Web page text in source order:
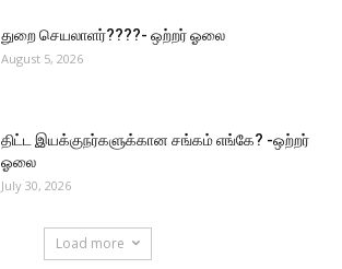
துறை செயலாளர்????- ஒற்றர் ஓலை
August 5, 2026
திட்ட இயக்குநர்களுக்கான சங்கம் எங்கே? -ஒற்றர்
ஓலை
July 30, 2026
Load more